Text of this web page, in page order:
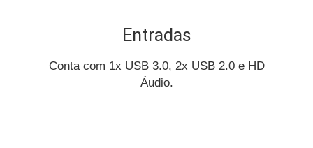
Entradas
Conta com 1x USB 3.0, 2x USB 2.0 e HD
Áudio.